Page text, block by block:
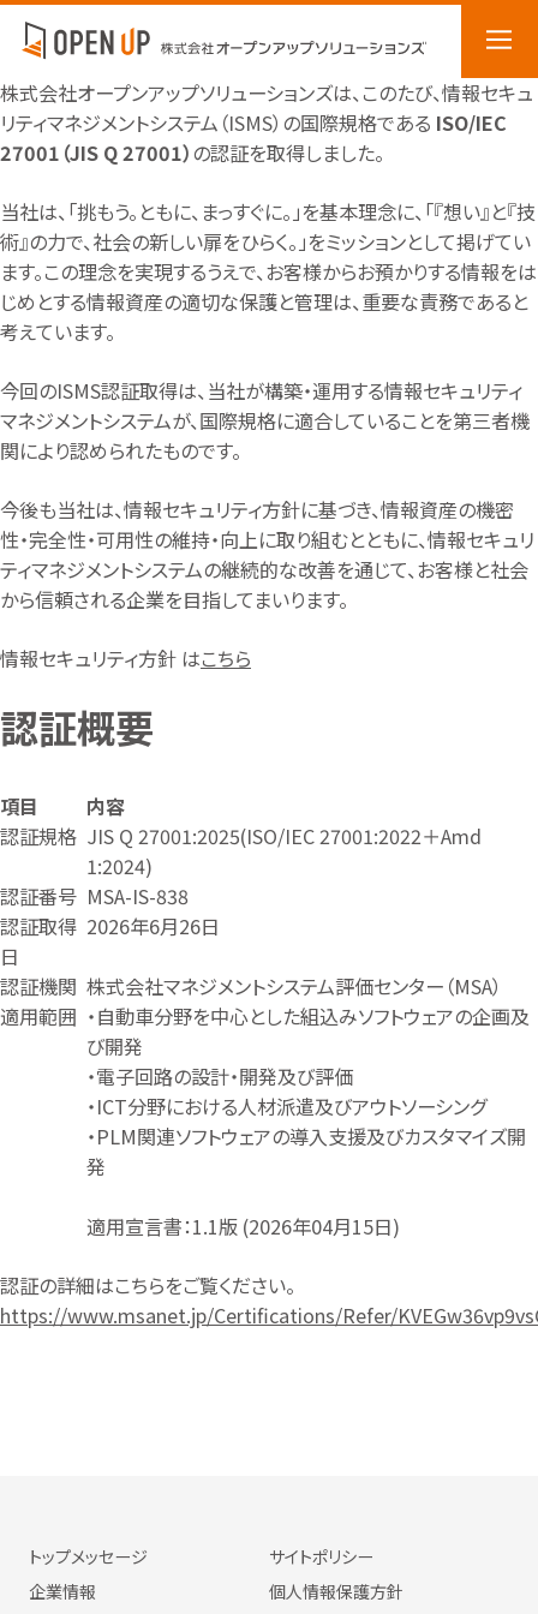
株式会社オープンアップソリューションズは、このたび、情報セキュ
リティマネジメントシステム（ISMS）の国際規格である ISO/IEC
27001（JIS Q 27001） の認証を取得しました。
当社は、「挑もう。ともに、まっすぐに。」を基本理念に、「『想い』と『技
術』の力で、社会の新しい扉をひらく。」をミッションとして掲げてい
ます。この理念を実現するうえで、お客様からお預かりする情報をは
じめとする情報資産の適切な保護と管理は、重要な責務であると
考えています。
今回のISMS認証取得は、当社が構築・運用する情報セキュリティ
マネジメントシステムが、国際規格に適合していることを第三者機
関により認められたものです。
今後も当社は、情報セキュリティ方針に基づき、情報資産の機密
性・完全性・可用性の維持・向上に取り組むとともに、情報セキュリ
ティマネジメントシステムの継続的な改善を通じて、お客様と社会
から信頼される企業を目指してまいります。
情報セキュリティ方針 はこちら
認証概要
項目
内容
認証規格 JIS Q 27001:2025(ISO/IEC 27001:2022＋Amd
1:2024)
認証番号 MSA-IS-838
認証取得
日
2026年6月26日
認証機関 株式会社マネジメントシステム評価センター（MSA）
適用範囲 ・自動車分野を中心とした組込みソフトウェアの企画及
び開発
・電子回路の設計・開発及び評価
・ICT分野における人材派遣及びアウトソーシング
・PLM関連ソフトウェアの導入支援及びカスタマイズ開
発
適用宣言書：1.1版 (2026年04月15日)
認証の詳細はこちらをご覧ください。
https://www.msanet.jp/Certifications/Refer/
トップメッセージ
企業情報
サイトポリシー
個人情報保護方針